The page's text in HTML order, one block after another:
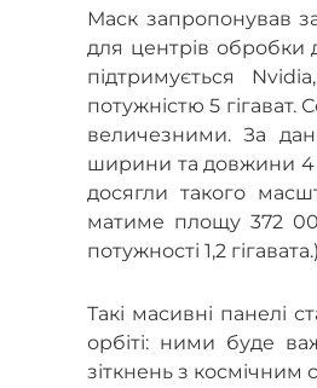
Маск запропонував
для центрів обробки
підтримується
потужністю 5
величезними. За
ширини та довжини 4
досягли такого
матиме площу 372
потужності 1,2 гігавата.)
Такі масивні панелі
орбіті: ними буде
зіткнень з космічним